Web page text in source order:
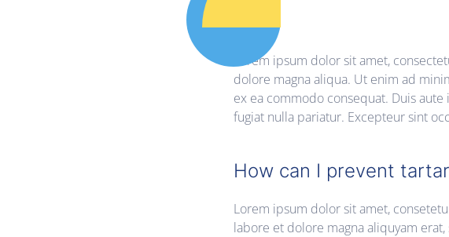
Lorem ipsum dolor sit amet,
dolore magna aliqua. Ut enim ad
ex ea commodo consequat. Duis
fugiat nulla pariatur. Excepteur sint
How can I prevent
Lorem ipsum dolor sit amet,
labore et dolore magna aliquyam